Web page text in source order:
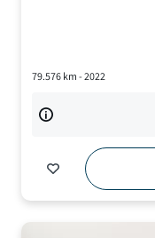
79.576km - 2022